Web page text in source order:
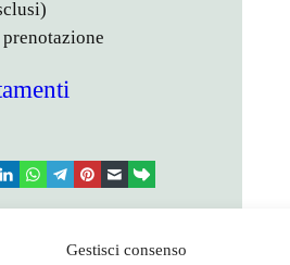
Gestisci consenso
whatsapptelegram
pinterest email link